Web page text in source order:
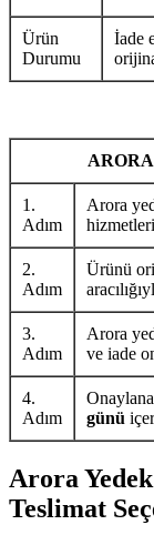
Ürün
Durumu
İade
1.
Adım
Arora
2.
Adım
Ürünü
3.
Adım
Arora
ve iade
4.
Adım
günü
Arora
Teslimat